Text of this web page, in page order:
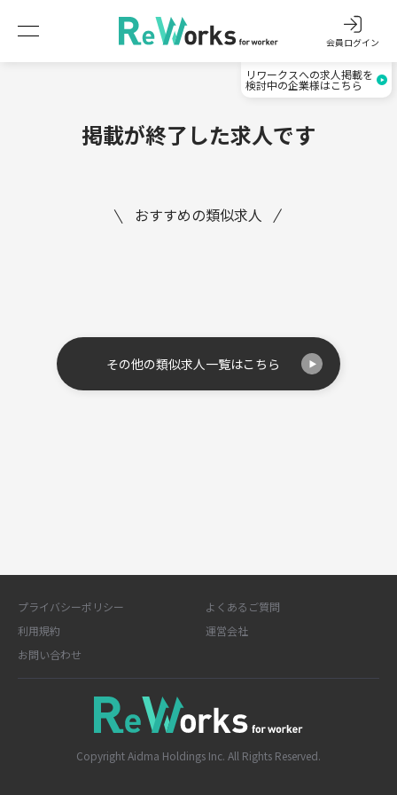
会員ログイン
リワークスへの求人掲載を
検討中の企業様はこちら
掲載が終了した求人です
おすすめの類似求人
その他の類似求人一覧はこちら
プライバシーポリシー
よくあるご質問
利用規約
運営会社
お問い合わせ
Copyright Aidma Holdings Inc. All Rights Reserved.